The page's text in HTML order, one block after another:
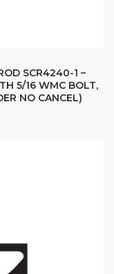
SCR4240-1 –
5/16 WMC BOLT,
NO CANCEL)